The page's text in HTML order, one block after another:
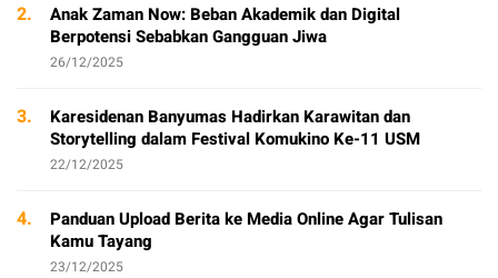
2.
Anak Zaman Now: Beban Akademik dan Digital
Berpotensi Sebabkan Gangguan Jiwa
26/12/2025
3.
Karesidenan Banyumas Hadirkan Karawitan dan
Storytelling dalam Festival Komukino Ke-11 USM
22/12/2025
4.
Panduan Upload Berita ke Media Online Agar Tulisan
Kamu Tayang
23/12/2025